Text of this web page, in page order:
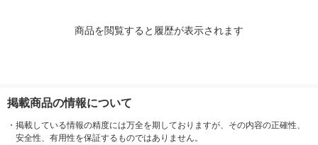
商品を閲覧すると履歴が表示されます
掲載商品の情報について
・ 掲載している情報の精度には万全を期しておりますが、その内容の正確性、
安全性、有用性を保証するものではありません。